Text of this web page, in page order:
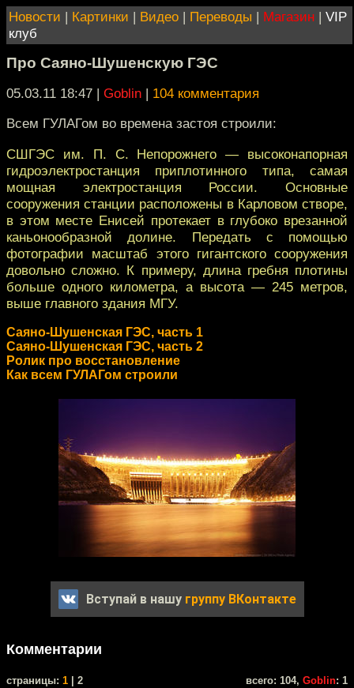
Новости | Картинки | Видео | Переводы | Магазин | VIP
клуб
Про Саяно-Шушенскую ГЭС
05.03.11 18:47 | Goblin | 104 комментария
Всем ГУЛАГом во времена застоя строили:
СШГЭС им. П. С. Непорожнего — высоконапорная
гидроэлектростанция приплотинного типа, самая
мощная электростанция России. Основные
сооружения станции расположены в Карловом створе,
в этом месте Енисей протекает в глубоко врезанной
каньонообразной долине. Передать с помощью
фотографии масштаб этого гигантского сооружения
довольно сложно. К примеру, длина гребня плотины
больше одного километра, а высота — 245 метров,
выше главного здания МГУ.
Саяно-Шушенская ГЭС, часть 1
Саяно-Шушенская ГЭС, часть 2
Ролик про восстановление
Как всем ГУЛАГом строили
Вступай в нашу группу ВКонтакте
Комментарии
cтраницы: 1 | 2 всего: 104, Goblin: 1